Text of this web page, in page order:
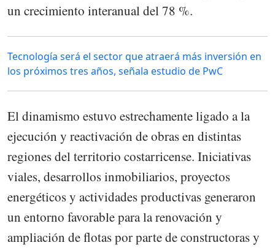
un crecimiento interanual del 78 %.
Tecnología será el sector que atraerá más inversión en
los próximos tres años, señala estudio de PwC
El dinamismo estuvo estrechamente ligado a la
ejecución y reactivación de obras en distintas
regiones del territorio costarricense. Iniciativas
viales, desarrollos inmobiliarios, proyectos
energéticos y actividades productivas generaron
un entorno favorable para la renovación y
ampliación de flotas por parte de constructoras y